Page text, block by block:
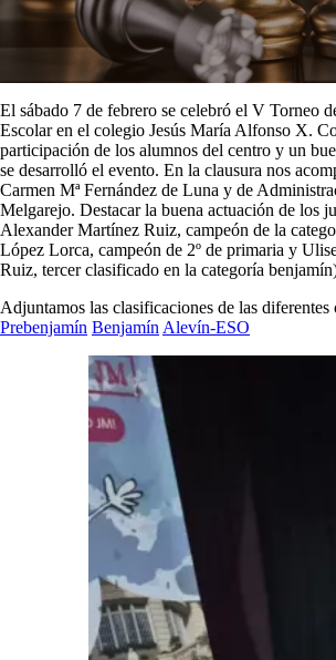
El sábado 7 de febrero se celebró el V Torneo
Escolar en el colegio Jesús María Alfonso X.
participación de los alumnos del centro y un
se desarrolló el evento. En la clausura nos
Carmen Mª Fernández de Luna y de
Melgarejo. Destacar la buena actuación de los
Alexander Martínez Ruiz, campeón de la
López Lorca, campeón de 2º de primaria y
Ruiz, tercer clasificado en la categoría
Adjuntamos las clasificaciones de las diferentes
Prebenjamín Benjamín Alevín-ESO